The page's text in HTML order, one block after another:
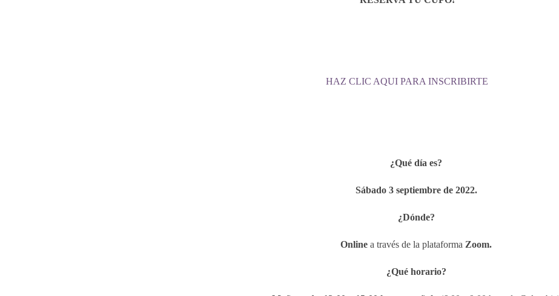
HAZ CLIC AQUI PARA INSCRIBIRTE
¿Qué día es?
Sábado 3 septiembre de 2022.
¿Dónde?
Online a través de la plataforma Zoom.
¿Qué horario?